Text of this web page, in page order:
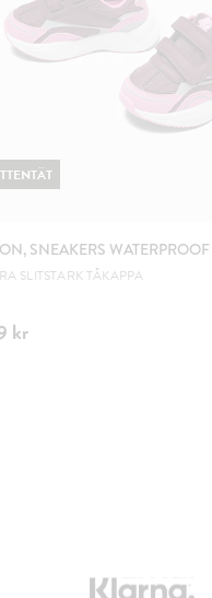
SNEAKERS WATERPROOF
SLITSTARK TÅKAPPA
kr